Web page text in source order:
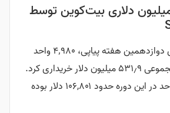
خرید ۵۳۱ میلیون دلاری بیت‌کوین توسط
شرکت Strategy برای دوازدهمین هفته پیاپی، ۴٬۹۸۰ واحد
بیت‌کوین به ارزش مجموعی ۵۳۱٫۹ میلیون دلار خریداری کرد.
میانگین قیمت هر واحد در این دوره حدود ۱۰۶,۸۰۱ دلار بوده